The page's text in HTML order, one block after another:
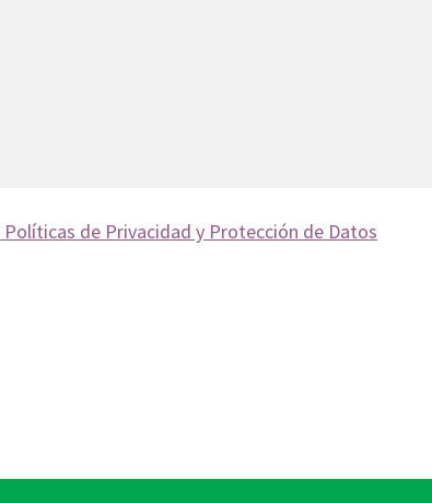
Políticas de Privacidad y Protección de Datos